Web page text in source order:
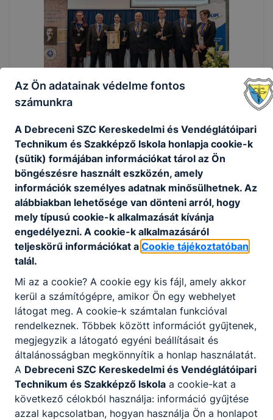
Az Ön adatainak védelme fontos
számunkra
A Debreceni SZC Kereskedelmi és Vendéglátóipari
Technikum és Szakképző Iskola honlapja cookie-k
(sütik) formájában információkat tárol az Ön
böngészésre használt eszközén, amely
információk személyes adatnak minősülhetnek. Az
alábbiakban lehetősége van dönteni arról, hogy
mely típusú cookie-k alkalmazását kívánja
engedélyezni. A cookie-k alkalmazásáról
teljeskörű információkat a Cookie tájékoztatóban
talál.
Mi az a cookie? A cookie egy kis fájl, amely akkor
kerül a számítógépre, amikor Ön egy webhelyet
látogat meg. A cookie-k számtalan funkcióval
rendelkeznek. Többek között információt gyűjtenek,
megjegyzik a látogató egyéni beállításait és
általánosságban megkönnyítik a honlap használatát.
A Debreceni SZC Kereskedelmi és Vendéglátóipari
Technikum és Szakképző Iskola a cookie-kat a
következő célokból használja: információ gyűjtése
azzal kapcsolatban, hogyan használja Ön a honlapot